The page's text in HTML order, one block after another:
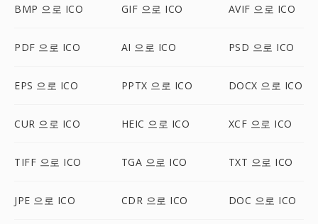
BMP 으로 ICO GIF 으로 ICO AVIF 으로 ICO
PDF 으로 ICO AI 으로 ICO PSD 으로 ICO
EPS 으로 ICO PPTX 으로 ICO DOCX 으로 ICO
CUR 으로 ICO HEIC 으로 ICO XCF 으로 ICO
TIFF 으로 ICO TGA 으로 ICO TXT 으로 ICO
JPE 으로 ICO CDR 으로 ICO DOC 으로 ICO